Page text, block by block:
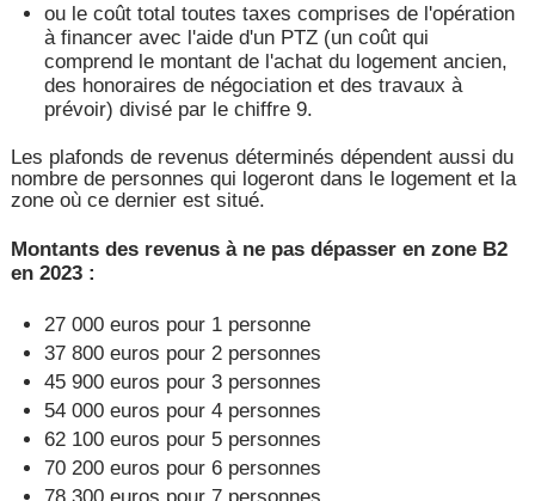
ou le coût total toutes taxes comprises de l'opération
à financer avec l'aide d'un PTZ (un coût qui
comprend le montant de l'achat du logement ancien,
des honoraires de négociation et des travaux à
prévoir) divisé par le chiffre 9.
Les plafonds de revenus déterminés dépendent aussi du
nombre de personnes qui logeront dans le logement et la
zone où ce dernier est situé.
Montants des revenus à ne pas dépasser en zone B2
en 2023 :
27 000 euros pour 1 personne
37 800 euros pour 2 personnes
45 900 euros pour 3 personnes
54 000 euros pour 4 personnes
62 100 euros pour 5 personnes
70 200 euros pour 6 personnes